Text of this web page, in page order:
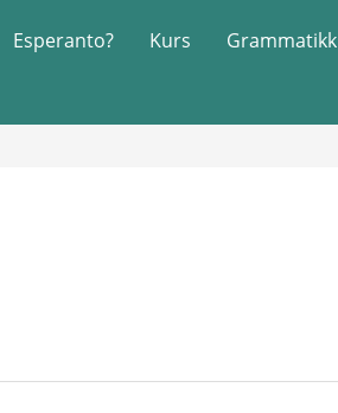
Esperanto? Kurs Grammatikk